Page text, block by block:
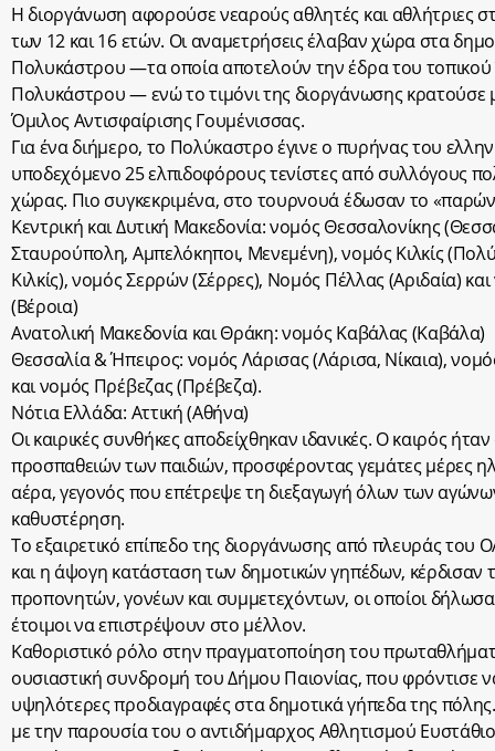
Η διοργάνωση αφορούσε νεαρούς αθλητές και αθλήτριες
των 12 και 16 ετών. Οι αναμετρήσεις έλαβαν χώρα στα
Πολυκάστρου —τα οποία αποτελούν την έδρα του τοπικού
Πολυκάστρου — ενώ το τιμόνι της διοργάνωσης κρατούσε
Όμιλος Αντισφαίρισης Γουμένισσας.
Για ένα διήμερο, το Πολύκαστρο έγινε ο πυρήνας του
υποδεχόμενο 25 ελπιδοφόρους τενίστες από συλλόγους
χώρας. Πιο συγκεκριμένα, στο τουρνουά έδωσαν το
Κεντρική και Δυτική Μακεδονία: νομός Θεσσαλονίκης
Σταυρούπολη, Αμπελόκηποι, Μενεμένη), νομός Κιλκίς
Κιλκίς), νομός Σερρών (Σέρρες), Νομός Πέλλας (Αριδαία)
(Βέροια)
Ανατολική Μακεδονία και Θράκη: νομός Καβάλας (Καβάλα)
Θεσσαλία & Ήπειρος: νομός Λάρισας (Λάρισα, Νίκαια),
και νομός Πρέβεζας (Πρέβεζα).
Νότια Ελλάδα: Αττική (Αθήνα)
Οι καιρικές συνθήκες αποδείχθηκαν ιδανικές. Ο καιρός
προσπαθειών των παιδιών, προσφέροντας γεμάτες μέρες
αέρα, γεγονός που επέτρεψε τη διεξαγωγή όλων των
καθυστέρηση.
Το εξαιρετικό επίπεδο της διοργάνωσης από πλευράς του
και η άψογη κατάσταση των δημοτικών γηπέδων, κέρδισαν
προπονητών, γονέων και συμμετεχόντων, οι οποίοι
έτοιμοι να επιστρέψουν στο μέλλον.
Καθοριστικό ρόλο στην πραγματοποίηση του
ουσιαστική συνδρομή του Δήμου Παιονίας, που φρόντισε
υψηλότερες προδιαγραφές στα δημοτικά γήπεδα της
με την παρουσία του ο αντιδήμαρχος Αθλητισμού